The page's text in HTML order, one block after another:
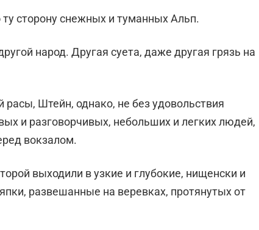
сторону снежных и туманных Альп.
народ. Другая суета, даже другая грязь на
Штейн, однако, не без удовольствия
и разговорчивых, небольших и легких лю­дей,
вокзалом.
выходили в узкие и глубокие, нищенски и
развешанные на веревках, протянутых от